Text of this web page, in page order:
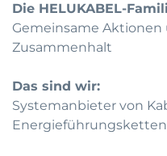
Die HELUKABEL-
Gemeinsame
Zusammenhalt
Das sind wir:
Systemanbieter von